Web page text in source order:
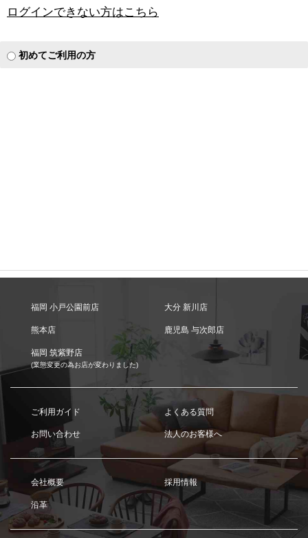
ログインできない方はこちら
初めてご利用の方
福岡 小戸公園前店 大分 新川店
熊本店 鹿児島 与次郎店
福岡 筑紫野店
(業態変更の為お店が変わりました)
ご利用ガイド よくある質問
お問い合わせ 法人のお客様へ
会社概要 採用情報
沿革